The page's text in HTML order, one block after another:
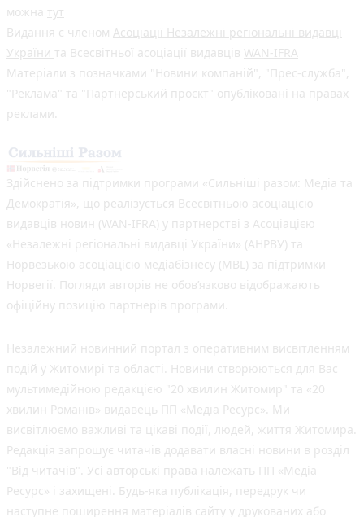
можна тут
Видання є членом Асоціації Незалежні регіональні видавці
України та Всесвітньої асоціації видавців WAN-IFRA
Матеріали з позначками "Новини компаній", "Прес-служба",
"Реклама" та "Партнерський проєкт" опубліковані на правах
реклами.
Здійснено за підтримки програми «Сильніші разом: Медіа та
Демократія», що реалізується Всесвітньою асоціацією
видавців новин (WAN-IFRA) у партнерстві з Асоціацією
«Незалежні регіональні видавці України» (АНРВУ) та
Норвезькою асоціацією медіабізнесу (MBL) за підтримки
Норвегії. Погляди авторів не обов’язково відображають
офіційну позицію партнерів програми.
Незалежний новинний портал з оперативним висвітленням
подій у Житомирі та області. Новини створюються для Вас
мультимедійною редакцією "20 хвилин Житомир" та «20
хвилин Романів» видавець ПП «Медіа Ресурс». Ми
висвітлюємо важливі та цікаві події, людей, життя Житомира.
Редакція запрошує читачів додавати власні новини в розділ
"Від читачів". Усі авторські права належать ПП «Медіа
Ресурс» і захищені. Будь-яка публiкацiя, передрук чи
наступне поширення матеріалів сайту у друкованих або